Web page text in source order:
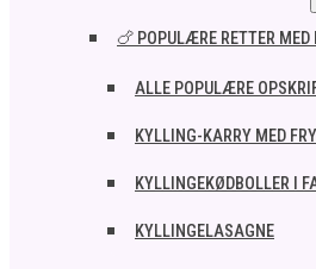
🍗 POPULÆRE RETTER MED
ALLE POPULÆRE
KYLLING-KARRY MED
KYLLINGEKØDBOLLER I
KYLLINGELASAGNE